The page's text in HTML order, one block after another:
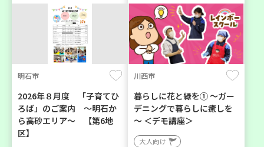
明石市
2026年８月度 「子育てひ
ろば」のご案内 ～明石か
ら高砂エリア～ 【第6地
区】
川西市
暮らしに花と緑を① ～ガー
デニングで暮らしに癒しを
～ ＜デモ講座＞
大人向け